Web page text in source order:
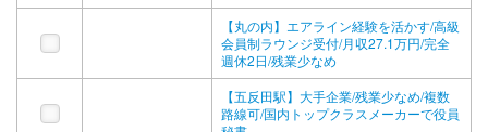
【丸の内】エアライン経験を活かす/高級
会員制ラウンジ受付/月収27.1万円/完全
週休2日/残業少なめ
【五反田駅】大手企業/残業少なめ/複数
路線可/国内トップクラスメーカーで役員
秘書